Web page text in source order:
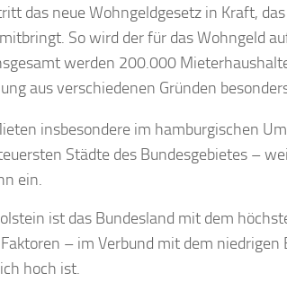
das neue Wohngeldgesetz in Kraft,
So wird der für das Wohngeld
werden 200.000
aus verschiedenen Gründen
insbesondere im hamburgischen
Städte des Bundesgebietes –
ein.
ist das Bundesland mit dem
– im Verbund mit dem
hoch ist.